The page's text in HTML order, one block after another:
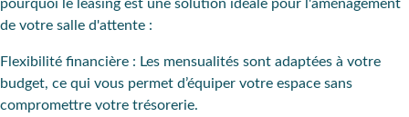
pourquoi le leasing est une solution idéale pour l'aménagement
de votre salle d'attente :
Flexibilité financière : Les mensualités sont adaptées à votre
budget, ce qui vous permet d’équiper votre espace sans
compromettre votre trésorerie.